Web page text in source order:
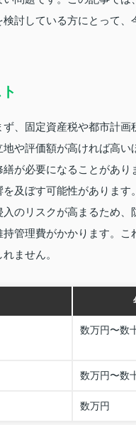
討している方にとって
、固定資産税や都市計
や評価額が高ければ高い
が必要になることがあり
及ぼす可能性があります。
のリスクが高まるため
管理費がかかります。
ません。
数万円〜数
数万円〜数
数万円